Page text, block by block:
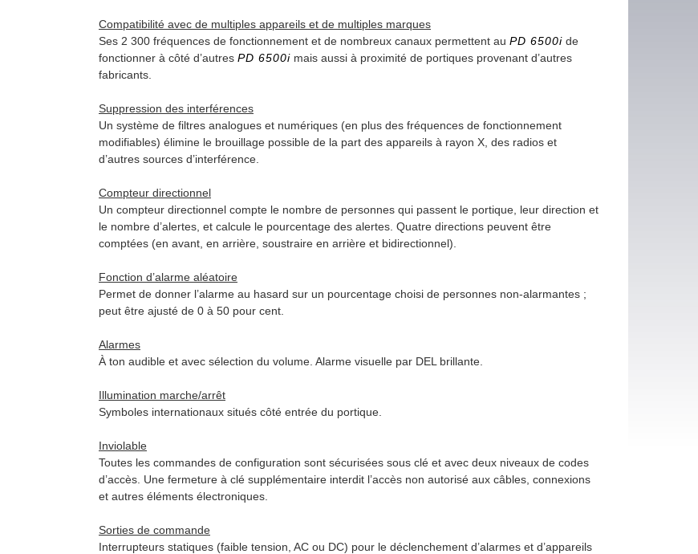
Compatibilité avec de multiples appareils et de multiples marques
Ses 2 300 fréquences de fonctionnement et de nombreux canaux permettent au PD 6500i de
fonctionner à côté d’autres PD 6500i mais aussi à proximité de portiques provenant d’autres
fabricants.
Suppression des interférences
Un système de filtres analogues et numériques (en plus des fréquences de fonctionnement
modifiables) élimine le brouillage possible de la part des appareils à rayon X, des radios et
d’autres sources d’interférence.
Compteur directionnel
Un compteur directionnel compte le nombre de personnes qui passent le portique, leur direction et
le nombre d’alertes, et calcule le pourcentage des alertes. Quatre directions peuvent être
comptées (en avant, en arrière, soustraire en arrière et bidirectionnel).
Fonction d’alarme aléatoire
Permet de donner l’alarme au hasard sur un pourcentage choisi de personnes non-alarmantes ;
peut être ajusté de 0 à 50 pour cent.
Alarmes
À ton audible et avec sélection du volume. Alarme visuelle par DEL brillante.
Illumination marche/arrêt
Symboles internationaux situés côté entrée du portique.
Inviolable
Toutes les commandes de configuration sont sécurisées sous clé et avec deux niveaux de codes
d’accès. Une fermeture à clé supplémentaire interdit l’accès non autorisé aux câbles, connexions
et autres éléments électroniques.
Sorties de commande
Interrupteurs statiques (faible tension, AC ou DC) pour le déclenchement d’alarmes et d’appareils